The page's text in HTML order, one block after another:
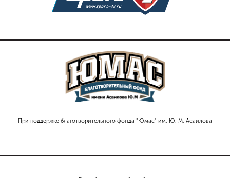
При поддержке благотворительного фонда "Юмас" им. Ю. М. Асаилова